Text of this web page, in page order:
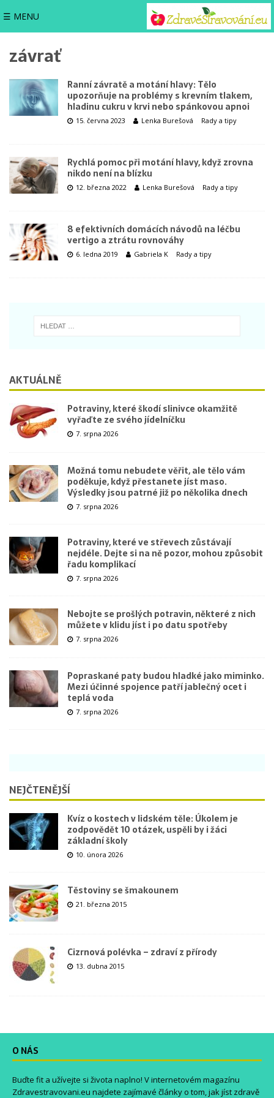
☰ MENU
závrať
Ranní závratě a motání hlavy: Tělo
upozorňuje na problémy s krevním tlakem,
hladinu cukru v krvi nebo spánkovou apnoi
15. června 2023 Lenka Burešová Rady a tipy
Rychlá pomoc při motání hlavy, když zrovna
nikdo není na blízku
12. března 2022 Lenka Burešová Rady a tipy
8 efektivních domácích návodů na léčbu
vertigo a ztrátu rovnováhy
6. ledna 2019 Gabriela K Rady a tipy
AKTUÁLNĚ
Potraviny, které škodí slinivce okamžitě
vyřaďte ze svého jídelníčku
7. srpna 2026
Možná tomu nebudete věřit, ale tělo vám
poděkuje, když přestanete jíst maso.
Výsledky jsou patrné již po několika dnech
7. srpna 2026
Potraviny, které ve střevech zůstávají
nejdéle. Dejte si na ně pozor, mohou způsobit
řadu komplikací
7. srpna 2026
Nebojte se prošlých potravin, některé z nich
můžete v klidu jíst i po datu spotřeby
7. srpna 2026
Popraskané paty budou hladké jako miminko.
Mezi účinné spojence patří jablečný ocet i
teplá voda
7. srpna 2026
NEJČTENĚJŠÍ
Kvíz o kostech v lidském těle: Úkolem je
zodpovědět 10 otázek, uspěli by i žáci
základní školy
10. února 2026
Těstoviny se šmakounem
21. března 2015
Cizrnová polévka – zdraví z přírody
13. dubna 2015
O NÁS
Buďte fit a užívejte si života naplno! V internetovém magazínu
Zdravestravovani.eu najdete zajímavé články o tom, jak jíst zdravě